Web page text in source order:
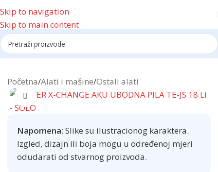
Skip to navigation
Skip to main content
Reklama
Početna/Alati i mašine/Ostali alati
Click to enlarge
Napomena: Slike su ilustracionog karaktera.
Izgled, dizajn ili boja mogu u određenoj mjeri
odudarati od stvarnog proizvoda.